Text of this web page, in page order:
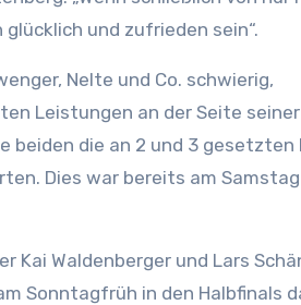
und zufrieden sein“.
Nelte und Co. schwierig,
Leistungen an der Seite
beiden die an 2 und 3 gesetzten
Dies war bereits am
Kai Waldenberger und Lars
Sonntagfrüh in den Halbfinals